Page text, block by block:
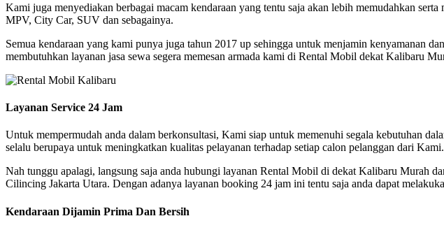
Kami juga menyediakan berbagai macam kendaraan yang tentu saja akan lebih memudahkan
MPV, City Car, SUV dan sebagainya.
Semua kendaraan yang kami punya juga tahun 2017 up sehingga untuk menjamin kenyamanan
membutuhkan layanan jasa sewa segera memesan armada kami di Rental Mobil dekat Kalibaru
Layanan Service 24 Jam
Untuk mempermudah anda dalam berkonsultasi, Kami siap untuk memenuhi segala kebutuhan
selalu berupaya untuk meningkatkan kualitas pelayanan terhadap setiap calon pelanggan dari Kami.
Nah tunggu apalagi, langsung saja anda hubungi layanan Rental Mobil di dekat Kalibaru Murah
Cilincing Jakarta Utara. Dengan adanya layanan booking 24 jam ini tentu saja anda dapat
Kendaraan Dijamin Prima Dan Bersih